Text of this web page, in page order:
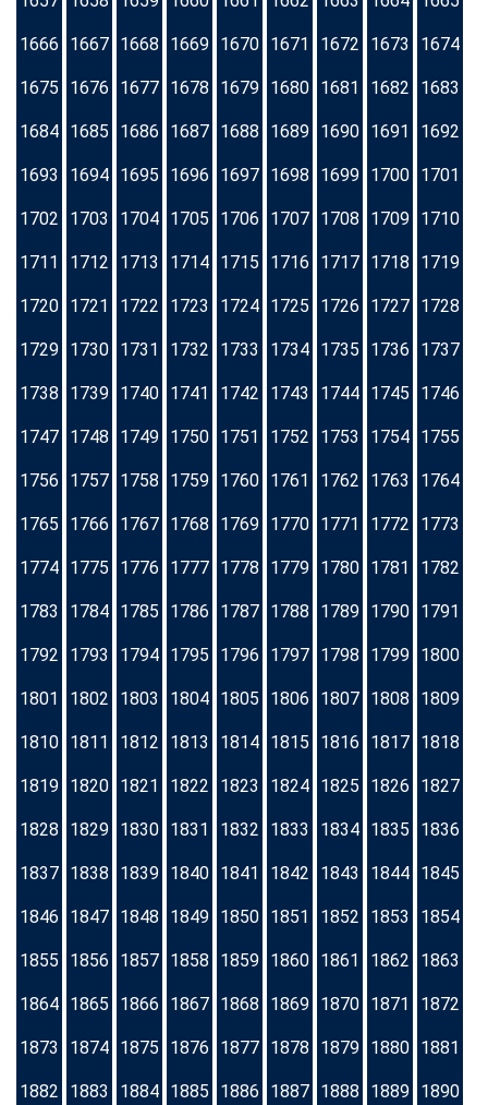
1666 1667 1668 1669 1670 1671 1672 1673 1674
1675 1676 1677 1678 1679 1680 1681 1682 1683
1684 1685 1686 1687 1688 1689 1690 1691 1692
1693 1694 1695 1696 1697 1698 1699 1700 1701
1702 1703 1704 1705 1706 1707 1708 1709 1710
1711 1712 1713 1714 1715 1716 1717 1718 1719
1720 1721 1722 1723 1724 1725 1726 1727 1728
1729 1730 1731 1732 1733 1734 1735 1736 1737
1738 1739 1740 1741 1742 1743 1744 1745 1746
1747 1748 1749 1750 1751 1752 1753 1754 1755
1756 1757 1758 1759 1760 1761 1762 1763 1764
1765 1766 1767 1768 1769 1770 1771 1772 1773
1774 1775 1776 1777 1778 1779 1780 1781 1782
1783 1784 1785 1786 1787 1788 1789 1790 1791
1792 1793 1794 1795 1796 1797 1798 1799 1800
1801 1802 1803 1804 1805 1806 1807 1808 1809
1810 1811 1812 1813 1814 1815 1816 1817 1818
1819 1820 1821 1822 1823 1824 1825 1826 1827
1828 1829 1830 1831 1832 1833 1834 1835 1836
1837 1838 1839 1840 1841 1842 1843 1844 1845
1846 1847 1848 1849 1850 1851 1852 1853 1854
1855 1856 1857 1858 1859 1860 1861 1862 1863
1864 1865 1866 1867 1868 1869 1870 1871 1872
1873 1874 1875 1876 1877 1878 1879 1880 1881
1882 1883 1884 1885 1886 1887 1888 1889 1890